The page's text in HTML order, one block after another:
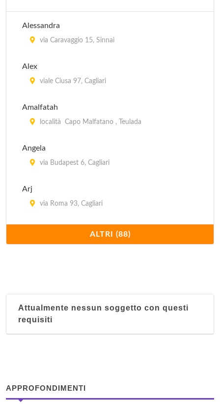
Alessandra
via Caravaggio 15, Sinnai
Alex
viale Ciusa 97, Cagliari
Amalfatah
località Capo Malfatano , Teulada
Angela
via Budapest 6, Cagliari
Arj
via Roma 93, Cagliari
via Roma 93, Cagliari
Bellini
Casa Emanuela
ALTRI (88)
Attualmente nessun soggetto con questi
requisiti
APPROFONDIMENTI